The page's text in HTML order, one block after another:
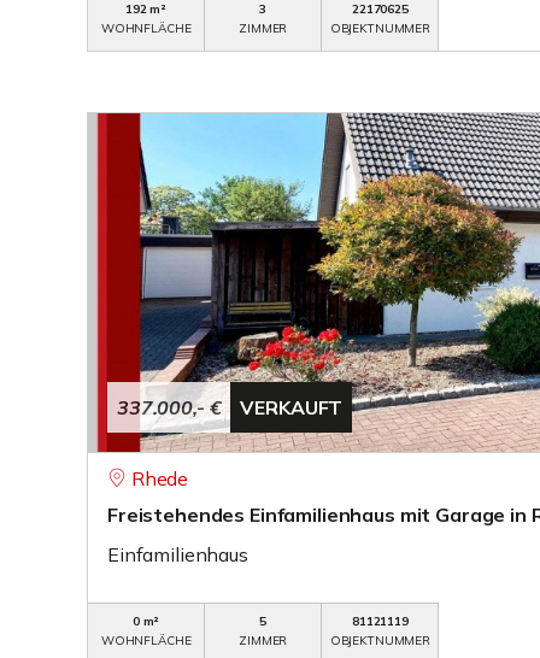
192 m²
WOHNFLÄCHE
3
ZIMMER
22170625
OBJEKTNUMMER
337.000,- € VERKAUFT
Rhede
Freistehendes Einfamilienhaus mit Garage in
Einfamilienhaus
0 m²
WOHNFLÄCHE
5
ZIMMER
81121119
OBJEKTNUMMER